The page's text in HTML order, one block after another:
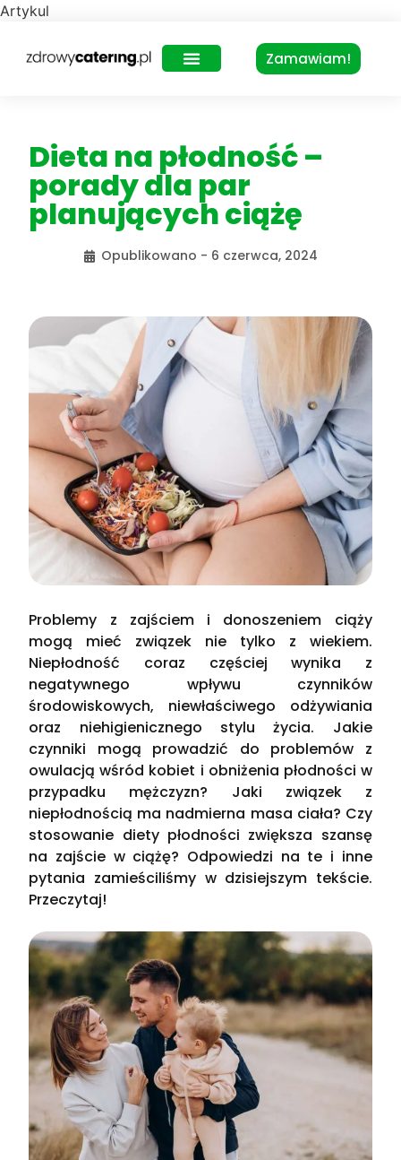
Artykul
Zamawiam!
Dieta na płodność –
porady dla par
planujących ciążę
Opublikowano - 6 czerwca, 2024
Problemy z zajściem i donoszeniem ciąży
mogą mieć związek nie tylko z wiekiem.
Niepłodność coraz częściej wynika z
negatywnego wpływu czynników
środowiskowych, niewłaściwego odżywiania
oraz niehigienicznego stylu życia. Jakie
czynniki mogą prowadzić do problemów z
owulacją wśród kobiet i obniżenia płodności w
przypadku mężczyzn? Jaki związek z
niepłodnością ma nadmierna masa ciała? Czy
stosowanie diety płodności zwiększa szansę
na zajście w ciążę? Odpowiedzi na te i inne
pytania zamieściliśmy w dzisiejszym tekście.
Przeczytaj!